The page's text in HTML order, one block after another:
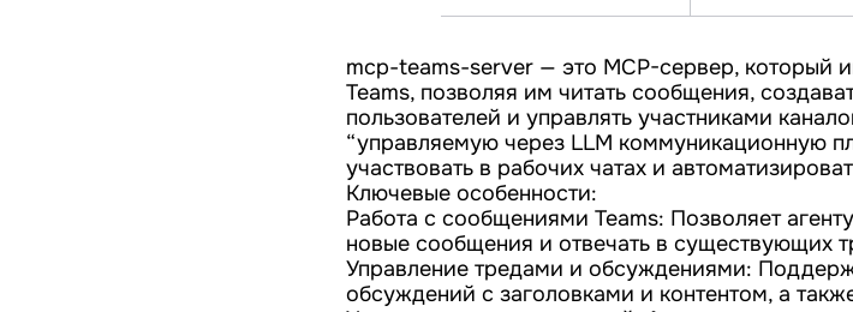
mcp-teams-server — это MCP-сервер, который
Teams, позволяя им читать сообщения,
пользователей и управлять участниками
“управляемую через LLM коммуникационную
участвовать в рабочих чатах и
Ключевые особенности:
Работа с сообщениями Teams: Позволяет
новые сообщения и отвечать в существующих
Управление тредами и обсуждениями:
обсуждений с заголовками и контентом, а